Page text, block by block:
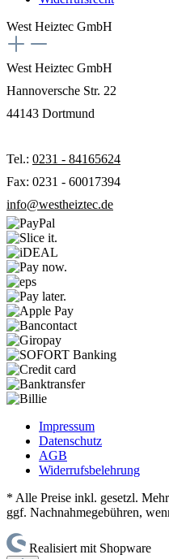
West Heiztec GmbH
West Heiztec GmbH
Hannoversche Str. 22
44143 Dortmund
Tel.: 0231 - 84165624
Fax: 0231 - 60017394
info@westheiztec.de
Impressum
Datenschutz
AGB
Widerrufsbelehrung
* Alle Preise inkl. gesetzl.
ggf. Nachnahmegebühren,
Realisiert mit Shopware